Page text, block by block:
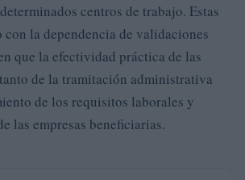
centros de trabajo. Estas
la dependencia de validaciones
que la efectividad práctica de las
de la tramitación administrativa
de los requisitos laborales y
las empresas beneficiarias.